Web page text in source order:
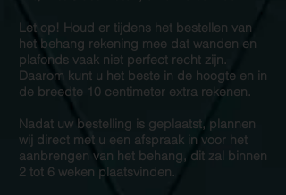
Let op! Houd er tijdens het bestellen van
het behang rekening mee dat wanden en
plafonds vaak niet perfect recht zijn.
Daarom kunt u het beste in de hoogte en in
de breedte 10 centimeter extra rekenen.
Nadat uw bestelling is geplaatst, plannen
wij direct met u een afspraak in voor het
aanbrengen van het behang, dit zal binnen
2 tot 6 weken plaatsvinden.